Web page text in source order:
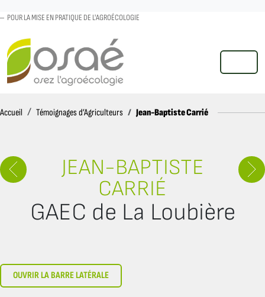
POUR LA MISE EN PRATIQUE DE L'AGROÉCOLOGIE
MENU
Accueil AccueilTémoignages d’Agriculteurs Jean-Baptiste Carrié
JEAN-BAPTISTE
CARRIÉ
GAEC de La Loubière
OUVRIR LA BARRE LATÉRALE